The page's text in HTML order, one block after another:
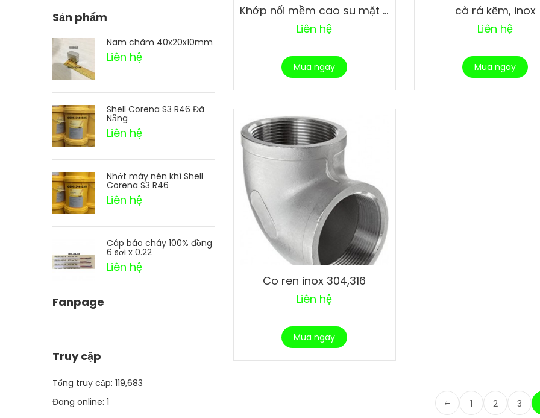
Khớp nối mềm cao su mặt bích
Liên hệ
Mua ngay
cà rá kẽm, inox
Liên hệ
Mua ngay
Co ren inox 304,316
Liên hệ
Mua ngay
1 2 3
Sản phẩm
Nam châm 40x20x10mm
Liên hệ
Shell Corena S3 R46 Đà
Nẵng
Liên hệ
Nhớt máy nén khí Shell
Corena S3 R46
Liên hệ
Cáp báo cháy 100% đồng
6 sợi x 0.22
Liên hệ
Fanpage
Truy cập
Tổng truy cập: 119,683
Đang online: 1